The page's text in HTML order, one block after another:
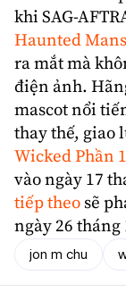
khi SAG-
Haunted
ra mắt mà
điện ảnh.
mascot nổi
thay thế, giao
Wicked Phần 1
vào ngày 17
tiếp theo sẽ
ngày 26 tháng
jon m chu